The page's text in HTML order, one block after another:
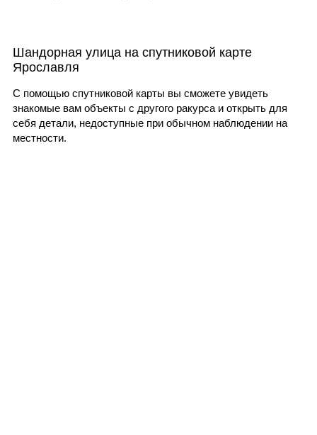
Шандорная улица на спутниковой карте
Ярославля
С помощью спутниковой карты вы сможете увидеть
знакомые вам объекты с другого ракурса и открыть для
себя детали, недоступные при обычном наблюдении на
местности.